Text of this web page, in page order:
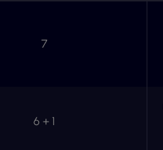
7
6 + 1